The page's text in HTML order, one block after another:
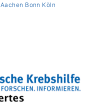
Bonn Köln